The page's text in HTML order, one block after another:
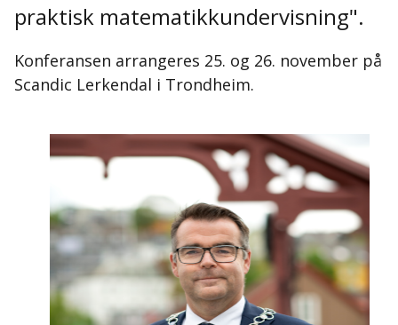
praktisk matematikkundervisning".
Konferansen arrangeres 25. og 26. november på
Scandic Lerkendal i Trondheim.